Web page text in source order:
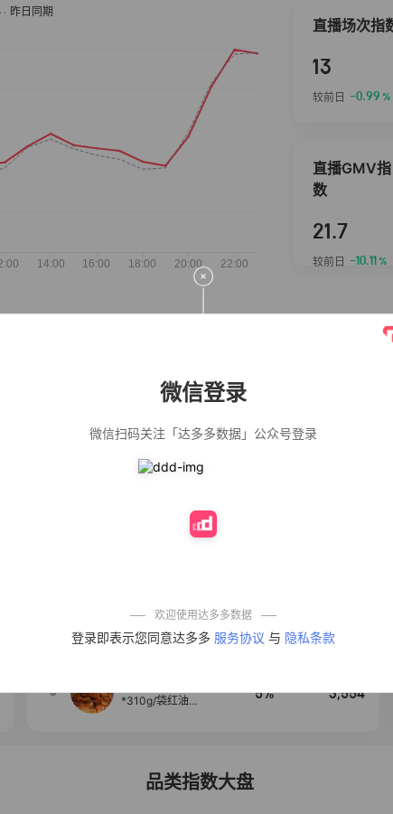
微信登录
微信扫码关注「达多多数据」公众号登录
欢迎使用达多多数据
登录即表示您同意达多多 服务协议 与 隐私条款
直播场次指
13
较前日 -0.99 %
直播GMV指
数
21.7
较前日 -10.11 %
公仔牌顽渍净洗
污渍除菌除螨3倍
净厨房油烟机去
重油污去油王污
免煮开袋即食劲
艾草抽绳式免撕
垃圾袋大号特厚
50% 3,640
5
*310g/袋红油麻
5% 3,554
品类指数大盘